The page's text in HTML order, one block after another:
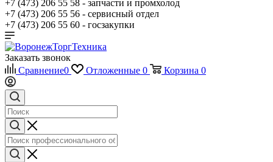
+7 (473) 206 55 58 - запчасти и промхолод
+7 (473) 206 55 56 - сервисный отдел
+7 (473) 206 55 60 - госзакупки
Заказать звонок
Сравнение0 Отложенные 0 Корзина 0